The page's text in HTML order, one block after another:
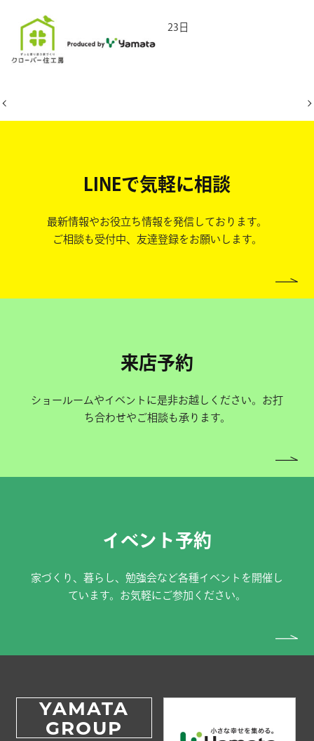
2025年5月23日
LINEで気軽に相談
最新情報やお役立ち情報を発信しております。
ご相談も受付中、友達登録をお願いします。
来店予約
ショールームやイベントに是非お越しください。お打
ち合わせやご相談も承ります。
イベント予約
家づくり、暮らし、勉強会など各種イベントを開催し
ています。お気軽にご参加ください。
YAMATA
GROUP